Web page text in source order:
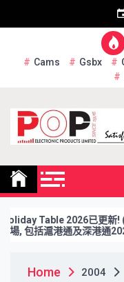
Cams Gsbx
Pop
Table 2026已更新! (只
, 包括滬港通及深港通2026
Home 2004